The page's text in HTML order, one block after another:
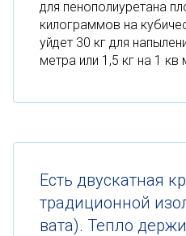
для пенополиуретана
килограммов на
уйдет 30 кг для
метра или 1,5 кг на 1
Есть двускатная
традиционной
вата). Тепло